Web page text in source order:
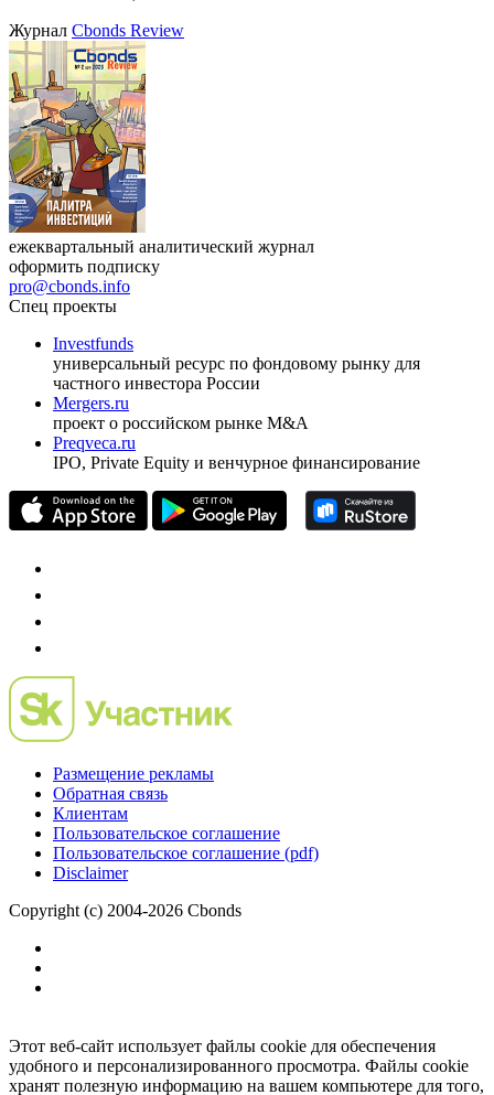
VIII международная конференция «Рынок капитала
Республики Узбекистан»
17.09.2026, Ташкент
ЖурналCbonds Review
оформить подписку
pro@cbonds.info
Спец проекты
Investfunds
универсальный ресурс по фондовому рынку для
частного инвестора России
проект о российском рынке M&A
Preqveca.ru
Размещение рекламы
Обратная связь
Пользовательское соглашение
Copyright (c) 2004-2026 Cbonds